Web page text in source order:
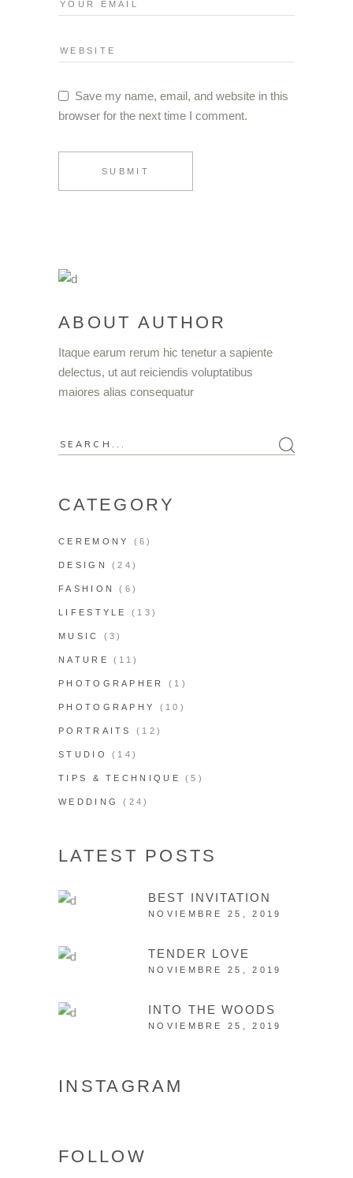
Save my name, email, and website in this
browser for the next time I comment.
SUBMIT
ABOUT AUTHOR
Itaque earum rerum hic tenetur a sapiente
delectus, ut aut reiciendis voluptatibus
maiores alias consequatur
CATEGORY
CEREMONY (6)
DESIGN (24)
FASHION (6)
LIFESTYLE (13)
MUSIC (3)
NATURE (11)
PHOTOGRAPHER (1)
PHOTOGRAPHY (10)
PORTRAITS (12)
STUDIO (14)
TIPS & TECHNIQUE (5)
WEDDING (24)
LATEST POSTS
BEST INVITATION
NOVIEMBRE 25, 2019
TENDER LOVE
NOVIEMBRE 25, 2019
INTO THE WOODS
NOVIEMBRE 25, 2019
INSTAGRAM
FOLLOW